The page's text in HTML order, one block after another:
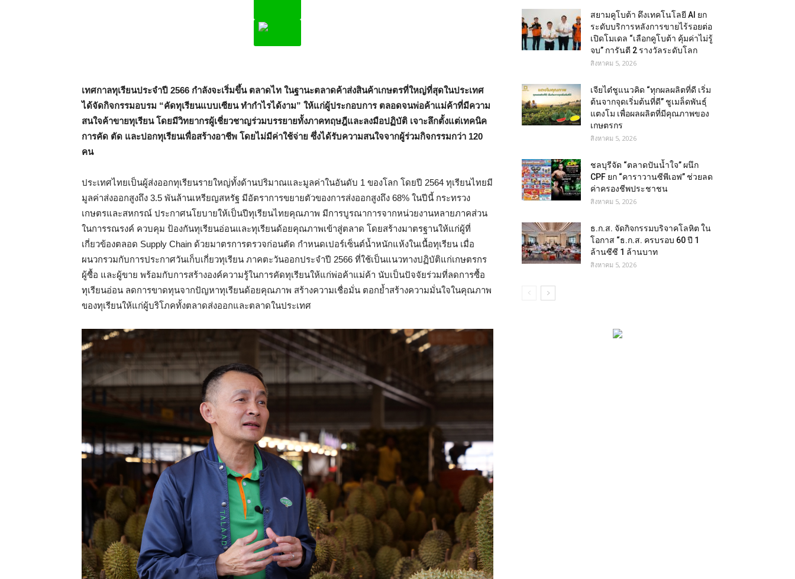
เทศกาลทุเรียนประจำปี 2566 กำลังจะเริ่มขึ้น ตลาดไท ในฐานะตลาดค้าส่งสินค้าเกษตรที่ใหญ่ที่สุดในประเทศ
ได้จัดกิจกรรมอบรม “คัดทุเรียนแบบเซียน ทำกำไรได้งาม” ให้แก่ผู้ประกอบการ ตลอดจนพ่อค้าแม่ค้าที่มีความ
สนใจค้าขายทุเรียน โดยมีวิทยากรผู้เชี่ยวชาญร่วมบรรยายทั้งภาคทฤษฎีและลงมือปฏิบัติ เจาะลึกตั้งแต่เทคนิค
การคัด ตัด และปอกทุเรียนเพื่อสร้างอาชีพ โดยไม่มีค่าใช้จ่าย ซึ่งได้รับความสนใจจากผู้ร่วมกิจกรรมกว่า 120
คน
ประเทศไทยเป็นผู้ส่งออกทุเรียนรายใหญ่ทั้งด้านปริมาณและมูลค่าในอันดับ 1 ของโลก โดยปี 2564 ทุเรียนไทยมี
มูลค่าส่งออกสูงถึง 3.5 พันล้านเหรียญสหรัฐ มีอัตราการขยายตัวของการส่งออกสูงถึง 68% ในปีนี้ กระทรวง
เกษตรและสหกรณ์ ประกาศนโยบายให้เป็นปีทุเรียนไทยคุณภาพ มีการบูรณาการจากหน่วยงานหลายภาคส่วน
ในการรณรงค์ ควบคุม ป้องกันทุเรียนอ่อนและทุเรียนด้อยคุณภาพเข้าสู่ตลาด โดยสร้างมาตรฐานให้แก่ผู้ที่
เกี่ยวข้องตลอด Supply Chain ด้วยมาตรการตรวจก่อนตัด กำหนดเปอร์เซ็นต์น้ำหนักแห้งในเนื้อทุเรียน เมื่อ
ผนวกรวมกับการประกาศวันเก็บเกี่ยวทุเรียน ภาคตะวันออกประจำปี 2566 ที่ใช้เป็นแนวทางปฏิบัติแก่เกษตรกร
ผู้ซื้อ และผู้ขาย พร้อมกับการสร้างองค์ความรู้ในการคัดทุเรียนให้แก่พ่อค้าแม่ค้า นับเป็นปัจจัยร่วมที่ลดการซื้อ
ทุเรียนอ่อน ลดการขาดทุนจากปัญหาทุเรียนด้อยคุณภาพ สร้างความเชื่อมั่น ตอกย้ำสร้างความมั่นใจในคุณภาพ
ของทุเรียนให้แก่ผู้บริโภคทั้งตลาดส่งออกและตลาดในประเทศ
สยามคูโบต้า ดึงเทคโนโลยี AI ยก
ระดับบริการหลังการขายไร้รอยต่อ
เปิดโมเดล “เลือกคูโบต้า คุ้มค่าไม่รู้
จบ” การันตี 2 รางวัลระดับโลก
สิงหาคม 5, 2026
เจียไต๋ชูแนวคิด “ทุกผลผลิตที่ดี เริ่ม
ต้นจากจุดเริ่มต้นที่ดี” ชูเมล็ดพันธุ์
แตงโม เพื่อผลผลิตที่มีคุณภาพของ
เกษตรกร
สิงหาคม 5, 2026
ชลบุรีจัด “ตลาดปันน้ำใจ” ผนึก
CPF ยก “คาราวานซีพีเอฟ” ช่วยลด
ค่าครองชีพประชาชน
สิงหาคม 5, 2026
ธ.ก.ส. จัดกิจกรรมบริจาคโลหิต ใน
โอกาส “ธ.ก.ส. ครบรอบ 60 ปี 1
ล้านซีซี 1 ล้านบาท
สิงหาคม 5, 2026